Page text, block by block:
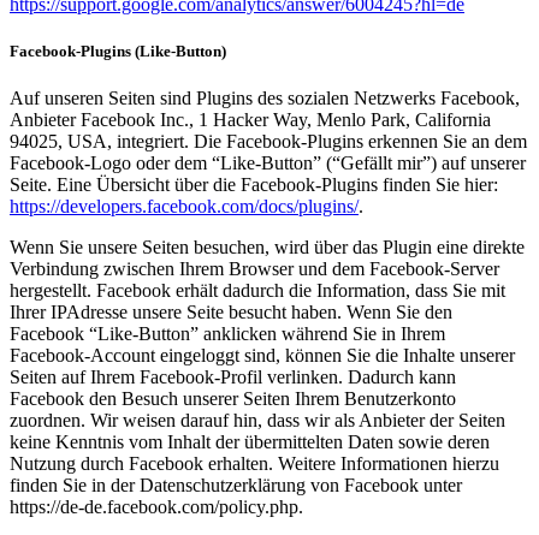
Facebook-Plugins (Like-Button)
Auf unseren Seiten sind Plugins des sozialen Netzwerks Facebook,
Anbieter Facebook Inc., 1 Hacker Way, Menlo Park, California
94025, USA, integriert. Die Facebook-Plugins erkennen Sie an dem
Facebook-Logo oder dem “Like-Button” (“Gefällt mir”) auf unserer
Seite. Eine Übersicht über die Facebook-Plugins finden Sie hier:
https://developers.facebook.com/docs/plugins/.
Wenn Sie unsere Seiten besuchen, wird über das Plugin eine direkte
Verbindung zwischen Ihrem Browser und dem Facebook-Server
hergestellt. Facebook erhält dadurch die Information, dass Sie mit
Ihrer IPAdresse unsere Seite besucht haben. Wenn Sie den
Facebook “Like-Button” anklicken während Sie in Ihrem
Facebook-Account eingeloggt sind, können Sie die Inhalte unserer
Seiten auf Ihrem Facebook-Profil verlinken. Dadurch kann
Facebook den Besuch unserer Seiten Ihrem Benutzerkonto
zuordnen. Wir weisen darauf hin, dass wir als Anbieter der Seiten
keine Kenntnis vom Inhalt der übermittelten Daten sowie deren
Nutzung durch Facebook erhalten. Weitere Informationen hierzu
finden Sie in der Datenschutzerklärung von Facebook unter
https://de-de.facebook.com/policy.php.